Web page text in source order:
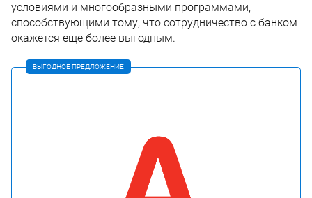
условиями и многообразными программами,
способствующими тому, что сотрудничество с банком
окажется еще более выгодным.
ВЫГОДНОЕ ПРЕДЛОЖЕНИЕ